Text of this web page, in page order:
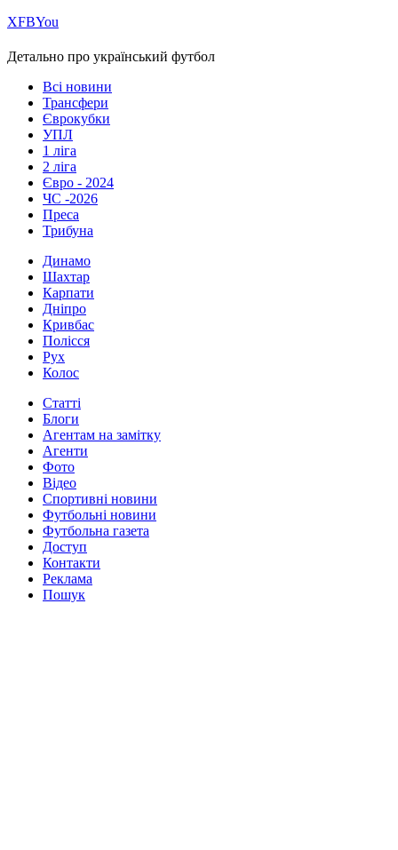
ХFBYou
Детально про український футбол
Всі новини
Трансфери
Єврокубки
УПЛ
1 ліга
2 ліга
Євро - 2024
ЧС -2026
Преса
Трибуна
Динамо
Шахтар
Карпати
Дніпро
Кривбас
Полісся
Рух
Колос
Статті
Блоги
Агентам на замітку
Агенти
Фото
Відео
Спортивні новини
Футбольні новини
Футбольна газета
Доступ
Контакти
Реклама
Пошук